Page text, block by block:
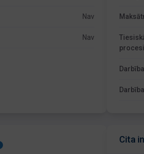
Nav
Nav
procesi
Cita